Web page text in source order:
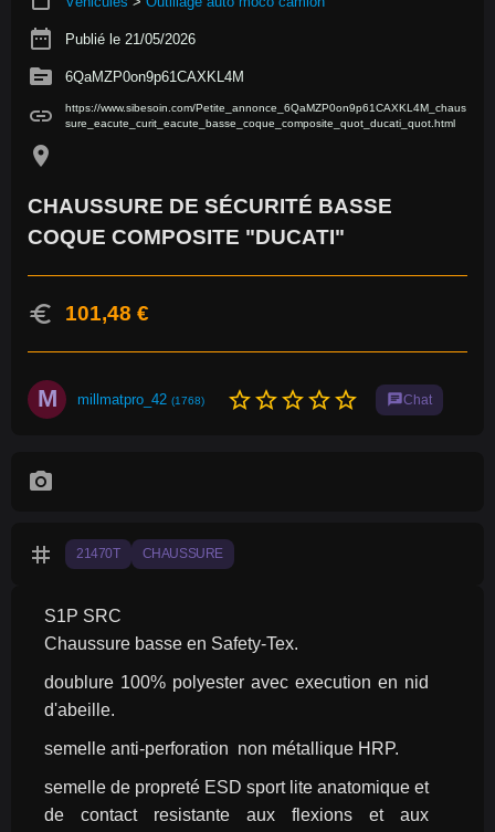
date_range Publié le 21/05/2026
source 6QaMZP0on9p61CAXKL4M
link
https://www.sibesoin.com/Petite_annonce_6QaMZP0on9p61CAXKL4M_chaus
sure_eacute_curit_eacute_basse_coque_composite_quot_ducati_quot.html
location_on
CHAUSSURE DE SÉCURITÉ BASSE
COQUE COMPOSITE "DUCATI"
euro 101,48 €
M millmatpro_42 (1768) star_borderstar_borderstar_borderstar_borderstar_border chatChat
photo_camera
tag 21470T CHAUSSURE
S1P SRC
Chaussure basse en Safety-Tex.
doublure 100% polyester avec execution en nid
d'abeille.
semelle anti-perforation  non métallique HRP.
semelle de propreté ESD sport lite anatomique et
de contact resistante aux flexions et aux